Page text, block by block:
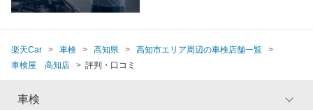
楽天Car 車検 高知県
高知市エリア周辺の車検店舗一覧
車検屋 高知店
評判・口コミ
車検